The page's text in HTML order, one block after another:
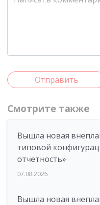
Отправить
Смотрите также
Вышла новая
типовой
отчетность»
07.08.2026
Вышла новая